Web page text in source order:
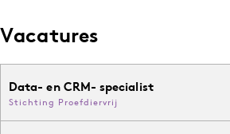
Vacatures
Data- en CRM- specialist
Stichting Proefdiervrij